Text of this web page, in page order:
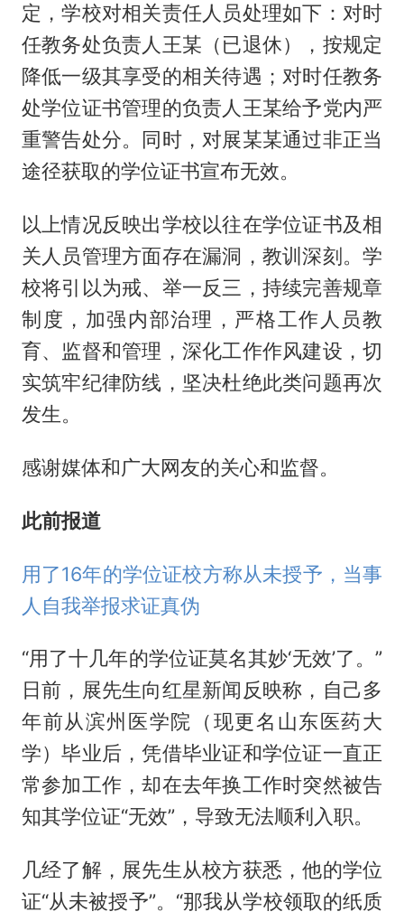
定，学校对相关责任人员处理如下：对时
任教务处负责人王某（已退休），按规定
降低一级其享受的相关待遇；对时任教务
处学位证书管理的负责人王某给予党内严
重警告处分。同时，对展某某通过非正当
途径获取的学位证书宣布无效。
以上情况反映出学校以往在学位证书及相
关人员管理方面存在漏洞，教训深刻。学
校将引以为戒、举一反三，持续完善规章
制度，加强内部治理，严格工作人员教
育、监督和管理，深化工作作风建设，切
实筑牢纪律防线，坚决杜绝此类问题再次
发生。
感谢媒体和广大网友的关心和监督。
此前报道
用了16年的学位证校方称从未授予，当事
人自我举报求证真伪
“用了十几年的学位证莫名其妙‘无效’了。”
日前，展先生向红星新闻反映称，自己多
年前从滨州医学院（现更名山东医药大
学）毕业后，凭借毕业证和学位证一直正
常参加工作，却在去年换工作时突然被告
知其学位证“无效”，导致无法顺利入职。
几经了解，展先生从校方获悉，他的学位
证“从未被授予”。“那我从学校领取的纸质